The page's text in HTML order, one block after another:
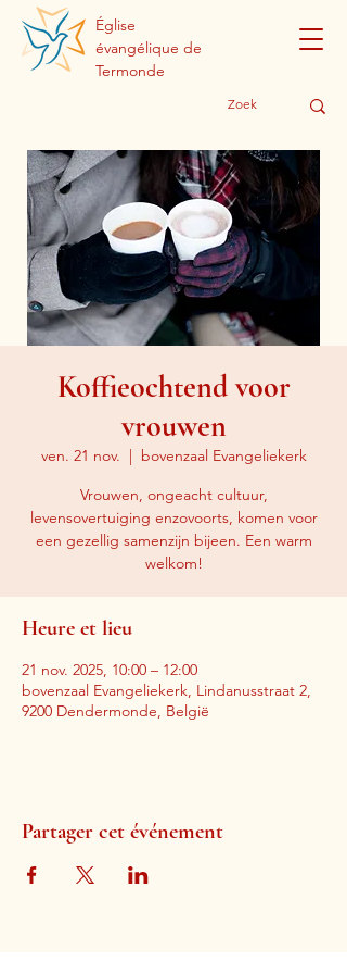
Église
évangélique de
Termonde
Koffieochtend voor
vrouwen
ven. 21 nov.
  |
bovenzaal Evangeliekerk
Vrouwen, ongeacht cultuur,
levensovertuiging enzovoorts, komen voor
een gezellig samenzijn bijeen. Een warm
welkom!
Heure et lieu
21 nov. 2025, 10:00 – 12:00
bovenzaal Evangeliekerk, Lindanusstraat 2,
9200 Dendermonde, België
Partager cet événement